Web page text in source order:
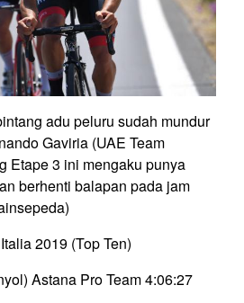
adu peluru sudah mundur
Gaviria (UAE Team
Etape 3 ini mengaku punya
berhenti balapan pada jam
2019 (Top Ten)
Astana Pro Team 4:06:27